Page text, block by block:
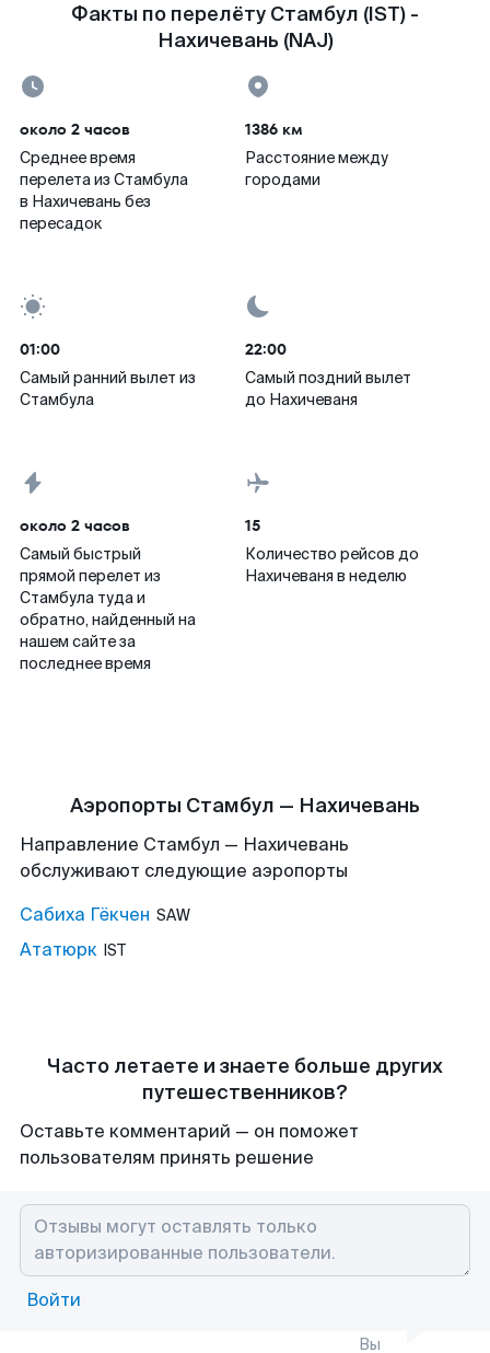
Факты по перелёту Стамбул (IST) -
Нахичевань (NAJ)
около 2 часов
Среднее время
перелета из Стамбула
в Нахичевань без
пересадок
1386 км
Расстояние между
городами
01:00
Самый ранний вылет из
Стамбула
22:00
Самый поздний вылет
до Нахичеваня
около 2 часов
Самый быстрый
прямой перелет из
Стамбула туда и
обратно, найденный на
нашем сайте за
последнее время
15
Количество рейсов до
Нахичеваня в неделю
Аэропорты Стамбул — Нахичевань
Направление Стамбул — Нахичевань
обслуживают следующие аэропорты
Сабиха Гёкчен SAW
Ататюрк IST
Часто летаете и знаете больше других
путешественников?
Оставьте комментарий — он поможет
пользователям принять решение
Войти
Вы